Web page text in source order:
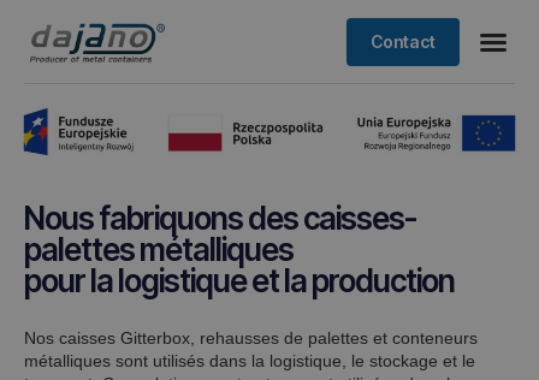
Contact
Nous fabriquons des caisses-
palettes métalliques
pour la logistique et la production
Nos caisses Gitterbox, rehausses de palettes et conteneurs
métalliques sont utilisés dans la logistique, le stockage et le